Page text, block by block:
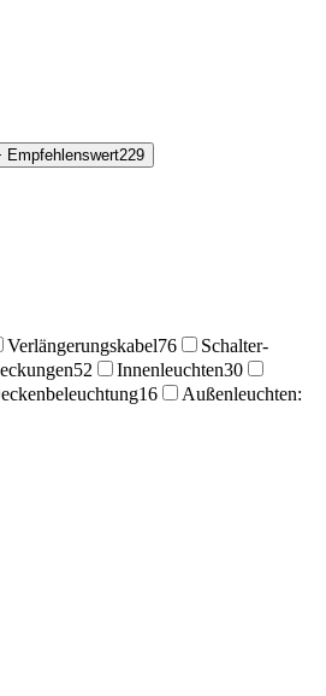
Empfehlenswert229
Verlängerungskabel76
Schalter-
52 Innenleuchten30
16
Außenleuchten: